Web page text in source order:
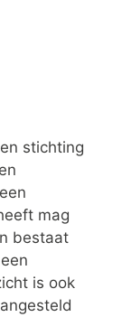
stichting
mag
bestaat
is ook